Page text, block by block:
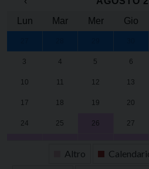
Lun
Mar Mer Gio
3
4 5 6
10 11 12 13
17 18 19 20
24 25 26 27
Altro